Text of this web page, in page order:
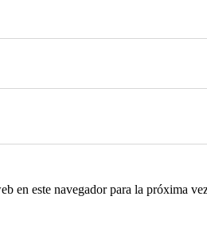
en este navegador para la próxima